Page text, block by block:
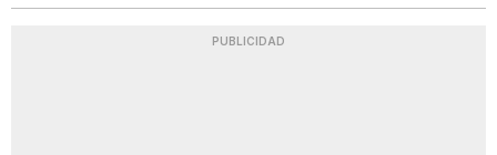
PUBLICIDAD